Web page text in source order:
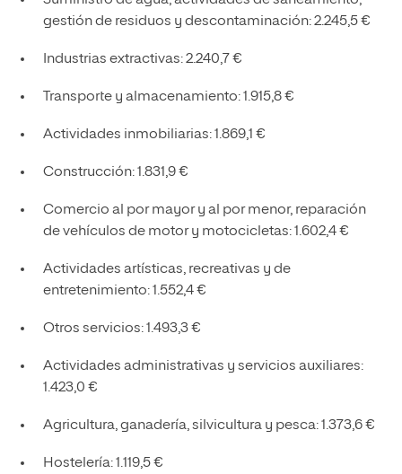
gestión de residuos y descontaminación: 2.245,5 €
Industrias extractivas: 2.240,7 €
Transporte y almacenamiento: 1.915,8 €
Actividades inmobiliarias: 1.869,1 €
Construcción: 1.831,9 €
Comercio al por mayor y al por menor, reparación
de vehículos de motor y motocicletas: 1.602,4 €
Actividades artísticas, recreativas y de
entretenimiento: 1.552,4 €
Otros servicios: 1.493,3 €
Actividades administrativas y servicios auxiliares:
1.423,0 €
Agricultura, ganadería, silvicultura y pesca: 1.373,6 €
Hostelería: 1.119,5 €